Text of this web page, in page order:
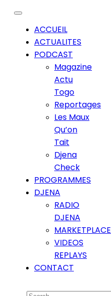
ACCUEIL
ACTUALITES
PODCAST
Magazine
Actu
Togo
Reportages
Les Maux
Qu’on
Tait
Djena
Check
PROGRAMMES
DJENA
RADIO
DJENA
MARKETPLACE
VIDEOS
REPLAYS
CONTACT